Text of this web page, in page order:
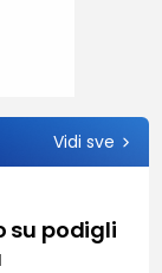
Vidi sve
su podigli